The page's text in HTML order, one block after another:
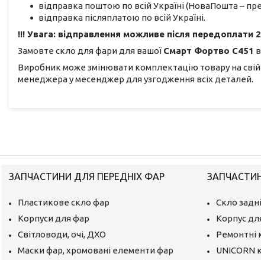
відправка поштою по всій Україні (НоваПошта –
відправка післяплатою по всій Україні.
!!! Увага: відправлення можливе після передоплати
Замовте скло для фари для вашої Смарт Фортво С451
Виробник може змінювати комплектацію товару на
менеджера у месенджер для узгодження всіх деталей.
ЗАПЧАСТИНИ ДЛЯ ПЕРЕДНІХ ФАР
Пластикове скло фар
Корпуси для фар
Світловоди, очі, ДХО
Маски фар, хромовані елементи фар
Скло
Корпус
Ремонтні
UNICORN